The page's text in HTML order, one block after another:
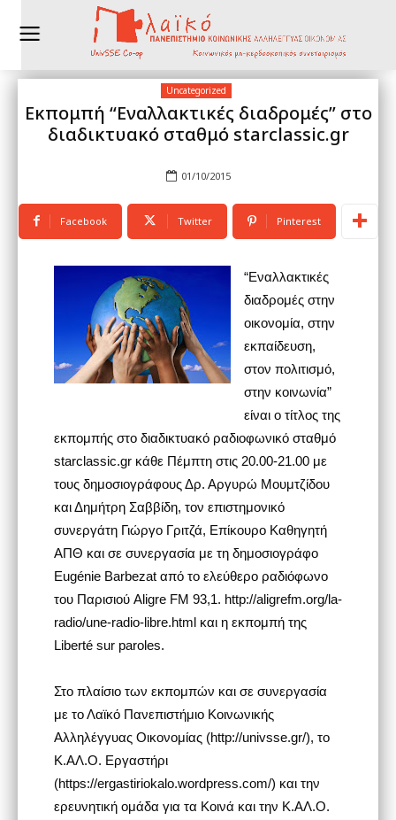
Uncategorized
Εκπομπή “Εναλλακτικές διαδρομές” στο
διαδικτυακό σταθμό starclassic.gr
01/10/2015
Facebook Twitter Pinterest
“Εναλλακτικές
διαδρομές στην
οικονομία, στην
εκπαίδευση,
στον πολιτισμό,
στην κοινωνία”
είναι ο τίτλος της
εκπομπής στο διαδικτυακό ραδιοφωνικό σταθμό
starclassic.gr κάθε Πέμπτη στις 20.00-21.00 με
τους δημοσιογράφους Δρ. Αργυρώ Μουμτζίδου
και Δημήτρη Σαββίδη, τον επιστημονικό
συνεργάτη Γιώργο Γριτζά, Επίκουρο Καθηγητή
ΑΠΘ και σε συνεργασία με τη δημοσιογράφο
Eugénie Barbezat από το ελεύθερο ραδιόφωνο
του Παρισιού Aligre FM 93,1. http://aligrefm.org/la-
radio/une-radio-libre.html και η εκπομπή της
Liberté sur paroles.
Στο πλαίσιο των εκπομπών και σε συνεργασία
με το Λαϊκό Πανεπιστήμιο Κοινωνικής
Αλληλέγγυας Οικονομίας (http://univsse.gr/), το
Κ.ΑΛ.Ο. Εργαστήρι
(https://ergastiriokalo.wordpress.com/) και την
ερευνητική ομάδα για τα Κοινά και την Κ.ΑΛ.Ο.